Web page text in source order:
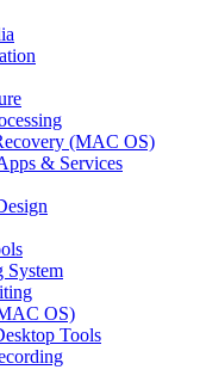
(MAC OS)
& Services
System
OS)
Tools